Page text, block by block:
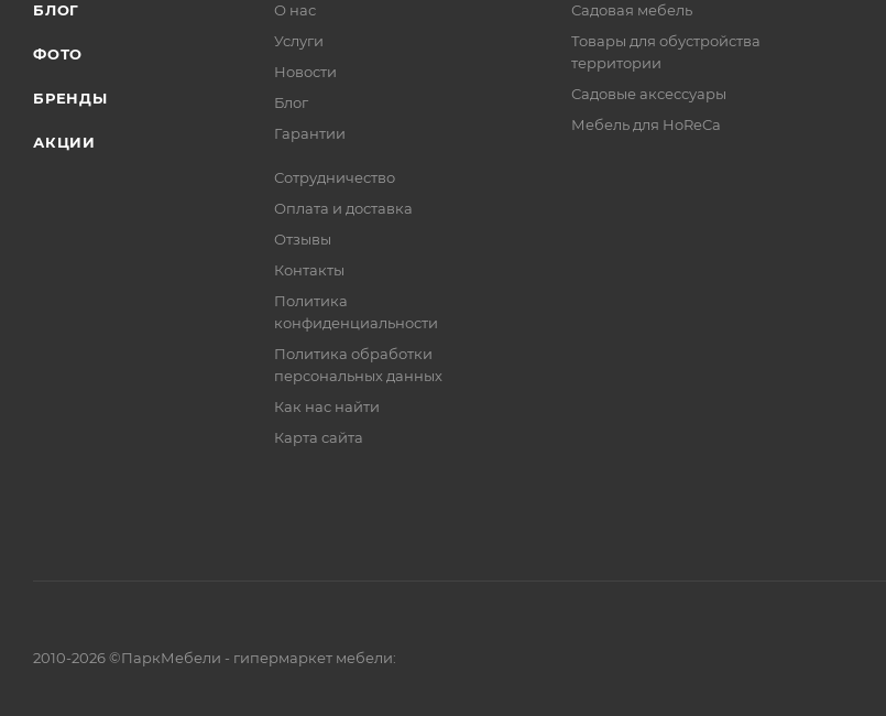
БЛОГ
ФОТО
БРЕНДЫ
АКЦИИ
О нас
Услуги
Новости
Блог
Гарантии
Сотрудничество
Оплата и доставка
Отзывы
Контакты
Политика
конфиденциальности
Политика обработки
персональных данных
Как нас найти
Карта сайта
Садовая мебель
Товары для обустройства
территории
Садовые аксессуары
Мебель для HoReCa
2010-2026 ©ПаркМебели - гипермаркет мебели: